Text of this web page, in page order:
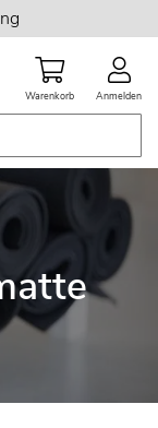
Warenkorb Anmelden